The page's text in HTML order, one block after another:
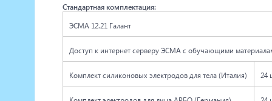
Стандартная комплектация:
ЭСМА 12.21 Галант
Доступ к интернет серверу ЭСМА с обучающими
Комплект силиконовых электродов для тела (Италия) 24